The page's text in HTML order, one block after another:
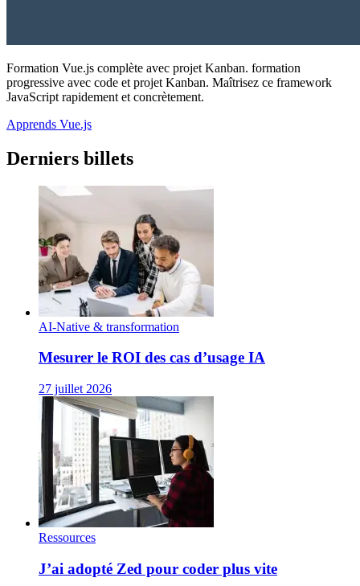
Formation Vue.js complète avec projet Kanban. formation
progressive avec code et projet Kanban. Maîtrisez ce framework
JavaScript rapidement et concrètement.
Apprends Vue.js
Derniers billets
AI-Native & transformation
Mesurer le ROI des cas d’usage IA
27 juillet 2026
Ressources
J’ai adopté Zed pour coder plus vite